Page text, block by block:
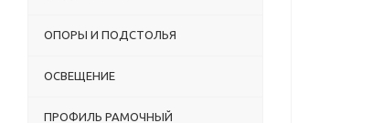
ОПОРЫ И ПОДСТОЛЬЯ
ОСВЕЩЕНИЕ
ПРОФИЛЬ РАМОЧНЫЙ